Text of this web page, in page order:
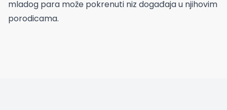
mladog para može pokrenuti niz događaja u njihovim
porodicama.